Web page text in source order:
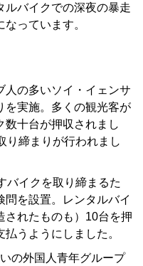
ルバイクでの深夜の暴走
っています。
人の多いソイ・イェンサ
を実施。多くの観光客が
数十台が押収されまし
り締まりが行われまし
バイクを取り締まるた
を設置。レンタルバイ
されたものも）10台を押
うようにしました。
の外国人青年グループ